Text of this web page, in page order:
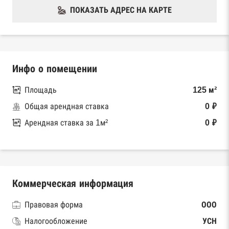
ПОКАЗАТЬ АДРЕС НА КАРТЕ
Инфо о помещении
Площадь
125 м²
Общая арендная ставка
0 ₽
Арендная ставка за 1м²
0 ₽
Коммерческая информация
Правовая форма
ООО
Налогообложение
УСН